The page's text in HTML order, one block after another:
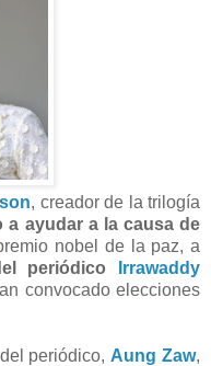
, creador de la trilogía
a ayudar a la causa de
nobel de la paz, a
periódico
Irrawaddy
convocado elecciones
periódico, Aung Zaw,